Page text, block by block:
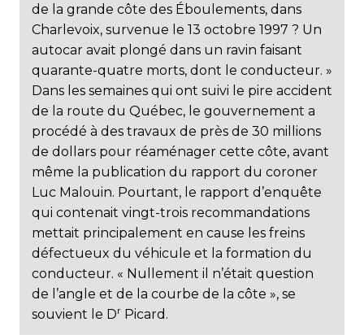
de la grande côte des Éboulements, dans
Charlevoix, survenue le 13 octobre 1997 ? Un
autocar avait plongé dans un ravin faisant
quarante-quatre morts, dont le conducteur. »
Dans les semaines qui ont suivi le pire accident
de la route du Québec, le gouvernement a
procédé à des travaux de près de 30 millions
de dollars pour réaménager cette côte, avant
même la publication du rapport du coroner
Luc Malouin. Pourtant, le rapport d’enquête
qui contenait vingt-trois recommandations
mettait principalement en cause les freins
défectueux du véhicule et la formation du
conducteur. « Nullement il n’était question
de l’angle et de la courbe de la côte », se
souvient le Dr Picard.